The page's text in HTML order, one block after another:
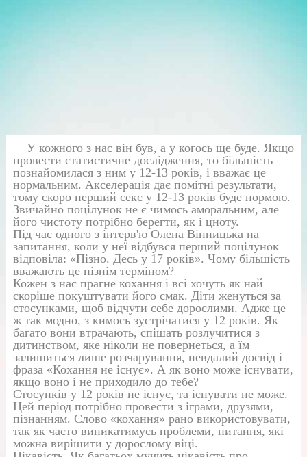
У кожного з нас він був, а у когось ще буде. Якщо
провести статистичне дослідження, то більшість
познайомилася з ним у 12-13 років, і вважає це
нормальним. Акселерація дає помітні результати,
тому скоро перший секс у 12-13 років буде нормою.
Звичайно поцілунок не є чимось аморальним, але
його чистоту потрібно берегти, як і цноту.
Під час одного з інтерв'ю Олена Вінницька на
запитання, коли у неї відбувся перший поцілунок
відповіла: «Пізно. Десь у 17 років». Чому більшість
вважають це пізнім терміном?
Кожен з нас прагне кохання і всі хочуть як най
скоріше покуштувати його смак. Діти женуться за
стосунками, щоб відчути себе дорослими. Адже це
ж так модно, з кимось зустрічатися у 12 років. Як
багато вони втрачають, спішать розлучитися з
дитинством, яке ніколи не повернеться, а їм
залишиться лише розчарування, невдалий досвід і
фраза «Кохання не існує». А як воно може існувати,
якщо воно і не приходило до тебе?
Стосунків у 12 років не існує, та існувати не може.
Цей період потрібно провести з іграми, друзями,
пізнанням. Слово «кохання» рано використовувати,
так як часто виникатимусь проблеми, питання, які
можна вирішити у дорослому віці.